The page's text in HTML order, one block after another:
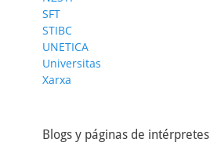
SFT
STIBC
UNETICA
Universitas
Xarxa
Blogs y páginas de intérpretes